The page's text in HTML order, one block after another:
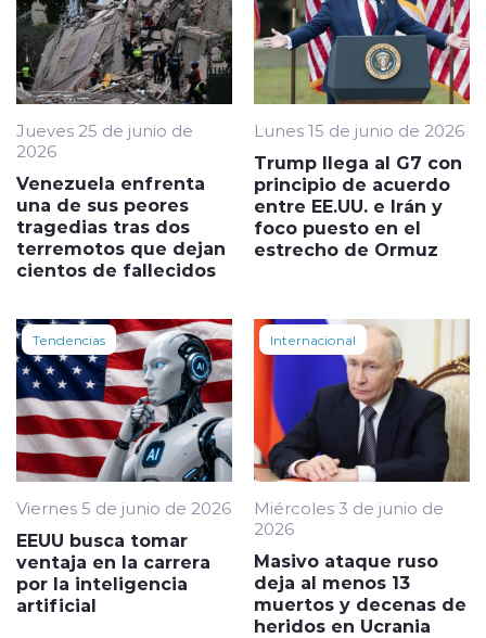
Jueves 25 de junio de
2026
Venezuela enfrenta
una de sus peores
tragedias tras dos
terremotos que dejan
cientos de fallecidos
Lunes 15 de junio de 2026
Trump llega al G7 con
principio de acuerdo
entre EE.UU. e Irán y
foco puesto en el
estrecho de Ormuz
Tendencias
Viernes 5 de junio de 2026
EEUU busca tomar
ventaja en la carrera
por la inteligencia
artificial
Internacional
Miércoles 3 de junio de
2026
Masivo ataque ruso
deja al menos 13
muertos y decenas de
heridos en Ucrania